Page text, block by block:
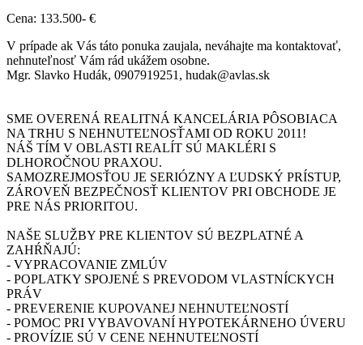
Cena: 133.500- €
V prípade ak Vás táto ponuka zaujala, neváhajte ma kontaktovať,
nehnuteľnosť Vám rád ukážem osobne.
Mgr. Slavko Hudák, 0907919251, hudak@avlas.sk
SME OVERENÁ REALITNÁ KANCELÁRIA PÔSOBIACA
NA TRHU S NEHNUTEĽNOSŤAMI OD ROKU 2011!
NÁŠ TÍM V OBLASTI REALÍT SÚ MAKLÉRI S
DLHOROČNOU PRAXOU.
SAMOZREJMOSŤOU JE SERIÓZNY A ĽUDSKÝ PRÍSTUP,
ZÁROVEŇ BEZPEČNOSŤ KLIENTOV PRI OBCHODE JE
PRE NÁS PRIORITOU.
NAŠE SLUŽBY PRE KLIENTOV SÚ BEZPLATNÉ A
ZAHŔŇAJÚ:
- VYPRACOVANIE ZMLÚV
- POPLATKY SPOJENÉ S PREVODOM VLASTNÍCKYCH
PRÁV
- PREVERENIE KUPOVANEJ NEHNUTEĽNOSTÍ
- POMOC PRI VYBAVOVANÍ HYPOTEKÁRNEHO ÚVERU
- PROVÍZIE SÚ V CENE NEHNUTEĽNOSTÍ